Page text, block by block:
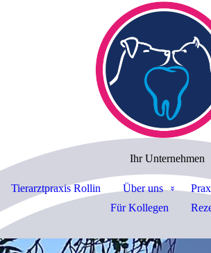
Ihr Unternehmen
Tierarztpraxis Rollin Über uns
Für Kollegen